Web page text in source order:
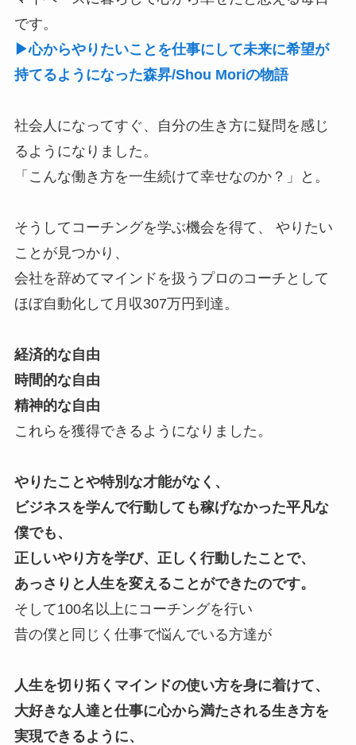
です。
▶心からやりたいことを仕事にして未来に希望が
持てるようになった森昇/Shou Moriの物語
社会人になってすぐ、自分の生き方に疑問を感じ
るようになりました。
「こんな働き方を一生続けて幸せなのか？」と。
そうしてコーチングを学ぶ機会を得て、 やりたい
ことが見つかり、
会社を辞めてマインドを扱うプロのコーチとして
ほぼ自動化して月収307万円到達。
経済的な自由
時間的な自由
精神的な自由
これらを獲得できるようになりました。
やりたことや特別な才能がなく、
ビジネスを学んで行動しても稼げなかった平凡な
僕でも、
正しいやり方を学び、正しく行動したことで、
あっさりと人生を変えることができたのです。
そして100名以上にコーチングを行い
昔の僕と同じく仕事で悩んでいる方達が
人生を切り拓くマインドの使い方を身に着けて、
大好きな人達と仕事に心から満たされる生き方を
実現できるように、